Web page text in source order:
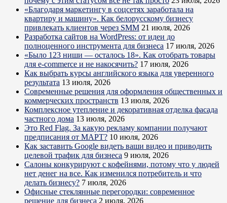
«Благодаря маркетингу в соцсетях заработала на
квартиру и машину». Как белорусскому бизнесу
привлекать клиентов через SMM 21 июля, 2026
Разработка сайтов на WordPress: от идеи до
полноценного инструмента для бизнеса 17 июля, 2026
«Было 123 ниши — осталось 18». Как отобрать товары
для e-commerce и не накосячить? 17 июля, 2026
Как выбрать курсы английского языка для уверенного
результата 13 июля, 2026
Современные решения для оформления общественных и
коммерческих пространств 13 июля, 2026
Комплексное утепление и декоративная отделка фасада
частного дома 13 июля, 2026
Это Red Flag. За какую рекламу компании получают
предписания от МАРТ? 10 июля, 2026
Как заставить Google видеть ваши видео и приводить
целевой трафик для бизнеса 9 июля, 2026
Салоны конкурируют с кофейнями, потому что у людей
нет денег на все. Как изменился потребитель и что
делать бизнесу? 7 июля, 2026
Офисные стеклянные перегородки: современное
решение для бизнеса 2 июля, 2026